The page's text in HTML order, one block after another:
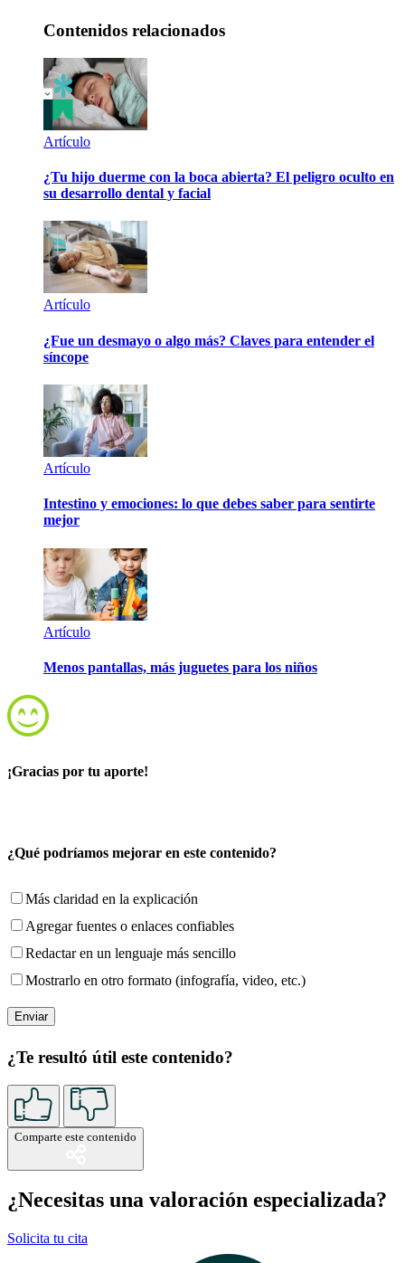
Contenidos relacionados
Artículo
¿Tu hijo duerme con la boca abierta? El peligro oculto en
su desarrollo dental y facial
Artículo
¿Fue un desmayo o algo más? Claves para entender el
síncope
Artículo
Intestino y emociones: lo que debes saber para sentirte
mejor
Artículo
Menos pantallas, más juguetes para los niños
¡Gracias por tu aporte!
¿Qué podríamos mejorar en este contenido?
Más claridad en la explicación
Agregar fuentes o enlaces confiables
Redactar en un lenguaje más sencillo
Mostrarlo en otro formato (infografía, video, etc.)
¿Te resultó útil este contenido?
Comparte este contenido
¿Necesitas una valoración especializada?
Solicita tu cita